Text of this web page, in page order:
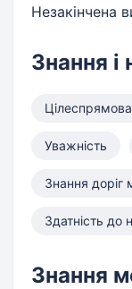
Незакінчена
Знання і
Уважність
Знання доріг
Здатність до
Знання